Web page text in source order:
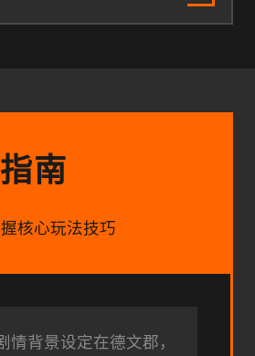
南
核心玩法技巧
情背景设定在德文郡，